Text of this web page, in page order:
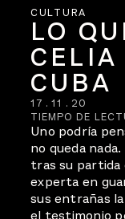
CULTURA
LO
CELIA
CUBA
17 . 11 . 20
TIEMPO DE
Uno podría
no queda
tras su partida
experta en
sus entrañas
el testimonio